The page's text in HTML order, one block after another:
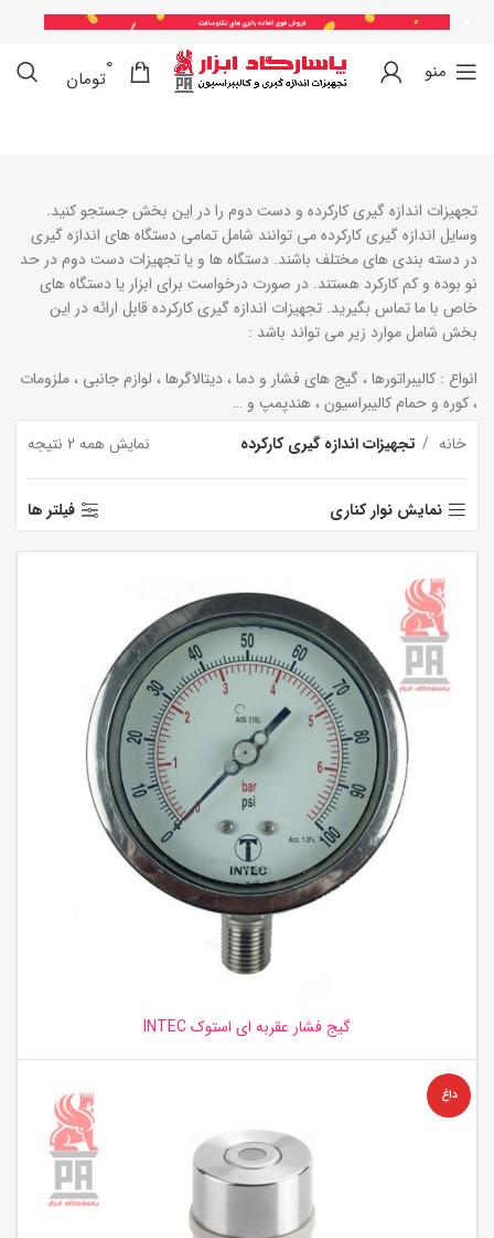
منو 0
0
تومان
تجهیزات اندازه گیری کارکرده و دست دوم را در این بخش جستجو کنید.
وسایل اندازه گیری کارکرده می توانند شامل تمامی دستگاه های اندازه گیری
در دسته بندی های مختلف باشند. دستگاه ها و یا تجهیزات دست دوم در حد
نو بوده و کم کارکرد هستند. در صورت درخواست برای ابزار یا دستگاه های
خاص با ما تماس بگیرید. تجهیزات اندازه گیری کارکرده قابل ارائه در این
بخش شامل موارد زیر می تواند باشد :
انواع : کالیبراتورها ، گیج های فشار و دما ، دیتالاگرها ، لوازم جانبی ، ملزومات
، کوره و حمام کالیبراسیون ، هندپمپ و …
خانه
تجهیزات اندازه گیری کارکرده نمایش همه 2 نتیجه
نمایش نوار کناری فیلتر ها
گیج فشار عقربه ای استوک INTEC
داغ